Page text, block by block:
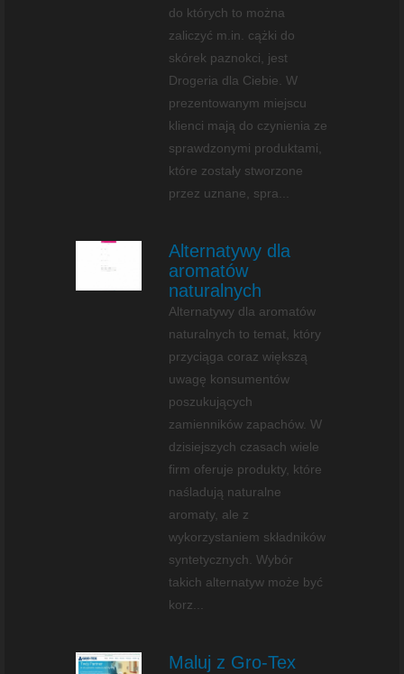
do których to można
zaliczyć m.in. cążki do
skórek paznokci, jest
Drogeria dla Ciebie. W
prezentowanym miejscu
klienci mają do czynienia ze
sprawdzonymi produktami,
które zostały stworzone
przez uznane, spra...
Alternatywy dla
aromatów
naturalnych
Alternatywy dla aromatów
naturalnych to temat, który
przyciąga coraz większą
uwagę konsumentów
poszukujących
zamienników zapachów. W
dzisiejszych czasach wiele
firm oferuje produkty, które
naśladują naturalne
aromaty, ale z
wykorzystaniem składników
syntetycznych. Wybór
takich alternatyw może być
korz...
Maluj z Gro-Tex